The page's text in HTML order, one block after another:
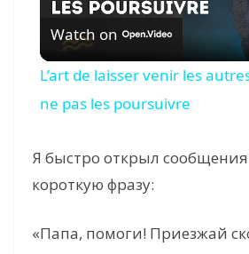
l
y
Watch on
L’art de laisser venir les
ne pas les poursuivre
Я быстро открыл
короткую фразу:
«Папа, помоги! Приезжай